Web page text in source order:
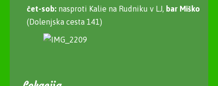
čet-sob: nasproti Kalie na Rudniku v LJ, bar Miško
(Dolenjska cesta 141)